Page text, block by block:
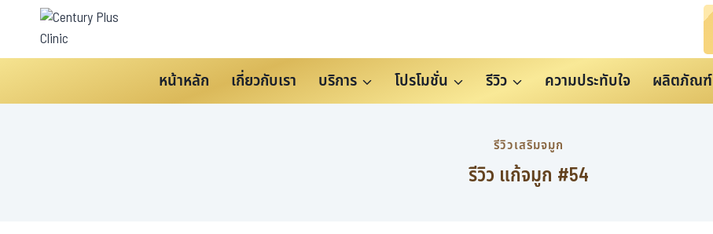
หน้าหลัก เกี่ยวกับเรา บริการ โปรโมชั่น รีวิว ความประทับใจ ผลิตภัณฑ์
รีวิวเสริมจมูก
รีวิว แก้จมูก #54